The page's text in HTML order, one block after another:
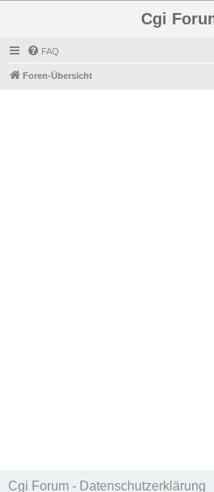
Cgi
FAQ
Foren-Übersicht
Cgi Forum - Datenschutzerklärung